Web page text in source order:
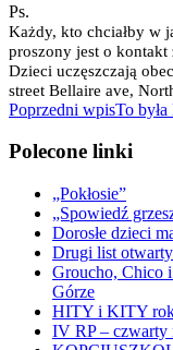
Ps.
Każdy, kto chciałby w
proszony jest o kontakt
Dzieci uczęszczają
street Bellaire ave,
Nawigacja
wpisu
Poprzedni wpisTo była
Polecone linki
„Pokłosie”
„Spowiedź
Dorosłe dzieci
Drugi list
Groucho, Chico
Górze
HITY i KITY
IV RP – czwarty